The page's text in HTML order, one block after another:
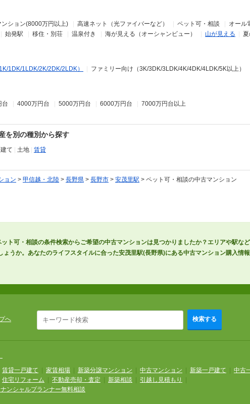
ンション(8000万円以上) 高速ネット（光ファイバーなど） ペット可・相談 オール
始発駅 移住・別荘 温泉付き 海が見える（オーシャンビュー） 山が見える
1DK/1LDK/2K/2DK/2LDK） ファミリー向け（3K/3DK/3LDK/4K/4DK/4LDK/5K以上）
台 4000万円台 5000万円台 6000万円台 7000万円台以上
を別の種別から探す
て 土地 賃貸
ョン > 甲信越・北陸 > 長野県 > 長野市 > 安茂里駅 > ペット可・相談の中古マンション
ト可・相談の条件検索からご希望の中古マンションは見つかりましたか？エリアや駅な
ょうか。あなたのライフスタイルに合った安茂里駅(長野県)にある中古マンション購入情
へ 検索する
賃貸一戸建て 家賃相場 新築分譲マンション 中古マンション 新築一戸建て 中古
住宅リフォーム 不動産売却・査定 新築相談 引越し見積もり
ンシャルプランナー無料相談